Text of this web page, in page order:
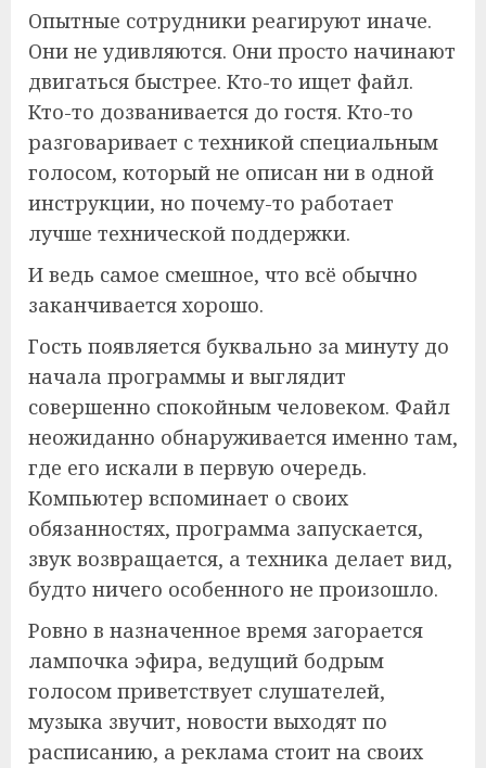
Опытные сотрудники реагируют иначе.
Они не удивляются. Они просто начинают
двигаться быстрее. Кто-то ищет файл.
Кто-то дозванивается до гостя. Кто-то
разговаривает с техникой специальным
голосом, который не описан ни в одной
инструкции, но почему-то работает
лучше технической поддержки.
И ведь самое смешное, что всё обычно
заканчивается хорошо.
Гость появляется буквально за минуту до
начала программы и выглядит
совершенно спокойным человеком. Файл
неожиданно обнаруживается именно там,
где его искали в первую очередь.
Компьютер вспоминает о своих
обязанностях, программа запускается,
звук возвращается, а техника делает вид,
будто ничего особенного не произошло.
Ровно в назначенное время загорается
лампочка эфира, ведущий бодрым
голосом приветствует слушателей,
музыка звучит, новости выходят по
расписанию, а реклама стоит на своих